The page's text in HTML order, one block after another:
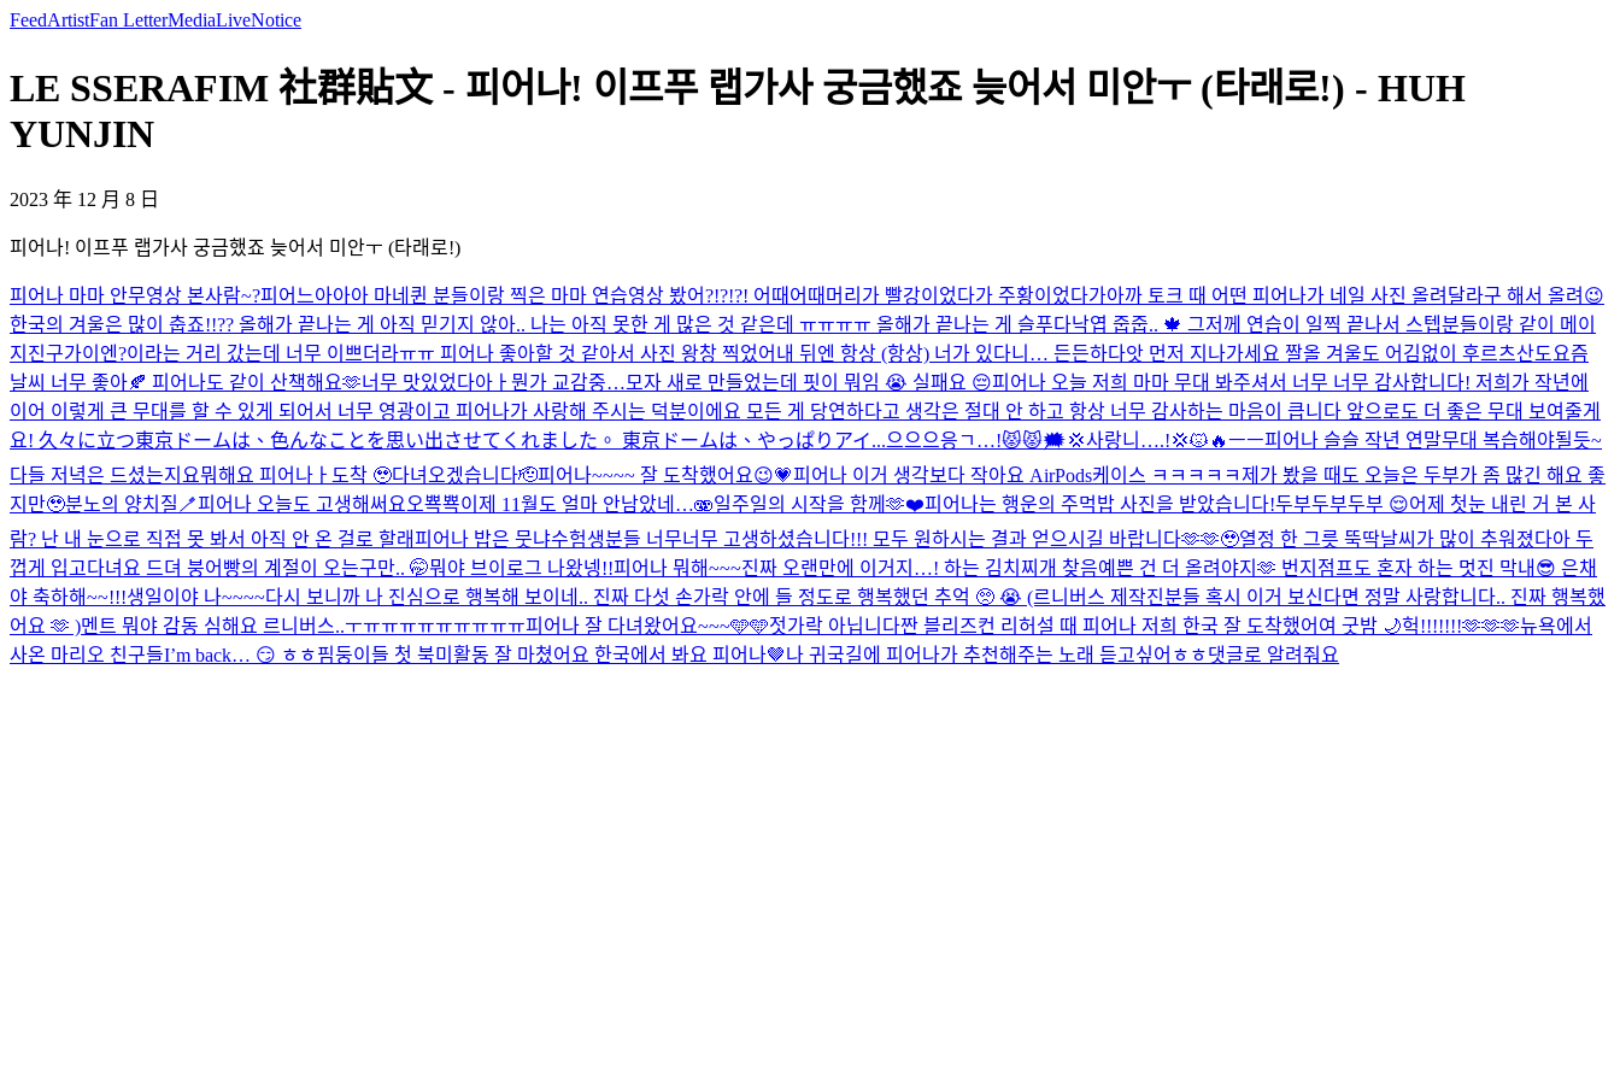
FeedArtistFan LetterMediaLiveNotice
LE SSERAFIM 社群貼文 - 피어나! 이프푸 랩가사 궁금했죠 늦어서 미안ㅜ (타래로!) - HUH
YUNJIN
2023 年 12 月 8 日
피어나! 이프푸 랩가사 궁금했죠 늦어서 미안ㅜ (타래로!)
피어나 마마 안무영상 본사람~?피어느아아아 마네퀸 분들이랑 찍은 마마 연습영상 봤어?!?!?! 어때어때 머리가 빨강이었다가 주황이었다가아까 토크 때 어떤 피어나가 네일 사진 올려달라구 해서 올려😉
한국의 겨울은 많이 춥죠!!?? 올해가 끝나는 게 아직 믿기지 않아.. 나는 아직 못한 게 많은 것 같은데 ㅠㅠㅠㅠ 올해가 끝나는 게 슬푸다낙엽 줍줍.. 🍁​ 그저께 연습이 일찍 끝나서 스텝분들이랑 같이 메이
지진구가이엔?이라는 거리 갔는데 너무 이쁘더라ㅠㅠ 피어나 좋아할 것 같아서 사진 왕창 찍었어 내 뒤엔 항상 (항상) 너가 있다니… 든든하다앗 먼저 지나가세요 짤올 겨울도 어김없이 후르츠산도 요즘
날씨 너무 좋아🍂 피어나도 같이 산책해요🫶너무 맛있었다아ㅏ 뭔가 교감중…모자 새로 만들었는데 핏이 뭐임 😭 실패요 😔피어나 오늘 저희 마마 무대 봐주셔서 너무 너무 감사합니다! 저희가 작년에
이어 이렇게 큰 무대를 할 수 있게 되어서 너무 영광이고 피어나가 사랑해 주시는 덕분이에요 모든 게 당연하다고 생각은 절대 안 하고 항상 너무 감사하는 마음이 큽니다 앞으로도 더 좋은 무대 보여줄게
요! 久々に立つ東京ドームは、色んなことを思い出させてくれました。 東京ドームは、やっぱりアイ...으으으응ㄱ…!😾😾🗯️💢사랑니….!💢😾🔥ㅡㅡ피어나 슬슬 작년 연말무대 복습해야될듯~
다들 저녁은 드셨는지요뭐해요 피어나ㅏ 도착 🥹다녀오겠습니다🫡피어나~~~~ 잘 도착했어요😉💗피어나 이거 생각보다 작아요 AirPods케이스 ㅋㅋㅋㅋㅋ제가 봤을 때도 오늘은 두부가 좀 많긴 해요 좋
지만🥹분노의 양치질🪥피어나 오늘도 고생해써요오뾱뾱이제 11월도 얼마 안남았네…🫨일주일의 시작을 함께🫶❤️피어나는 행운의 주먹밥 사진을 받았습니다!두부두부두부 😌어제 첫눈 내린 거 본 사
람? 난 내 눈으로 직접 못 봐서 아직 안 온 걸로 할래피어나 밥은 뭇냐수험생분들 너무너무 고생하셨습니다!!! 모두 원하시는 결과 얻으시길 바랍니다🫶🫶🥹열정 한 그릇 뚝딱날씨가 많이 추워졌다아 두
껍게 입고다녀요 드뎌 붕어빵의 계절이 오는구만.. 🤭뭐야 브이로그 나왔넹!!피어나 뭐해~~~진짜 오랜만에 이거지…! 하는 김치찌개 찾음예쁜 건 더 올려야지🫶 번지점프도 혼자 하는 멋진 막내😎 은채
야 축하해~~!!!생일이야 나~~~~다시 보니까 나 진심으로 행복해 보이네.. 진짜 다섯 손가락 안에 들 정도로 행복했던 추억 🥺 😭 (르니버스 제작진분들 혹시 이거 보신다면 정말 사랑합니다.. 진짜 행복했
어요 🫶 )멘트 뭐야 감동 심해요 르니버스..ㅜㅠㅠㅠㅠㅠㅠㅠㅠㅠ피어나 잘 다녀왔어요~~~🩵🩵젓가락 아닙니다짠 블리즈컨 리허설 때 피어나 저희 한국 잘 도착했어여 굿밤 🌙헉!!!!!!!🫶🫶🫶뉴욕에서
사온 마리오 친구들I’m back… 😏 ㅎㅎ핌둥이들 첫 북미활동 잘 마쳤어요 한국에서 봐요 피어나🤎나 귀국길에 피어나가 추천해주는 노래 듣고싶어ㅎㅎ댓글로 알려줘요